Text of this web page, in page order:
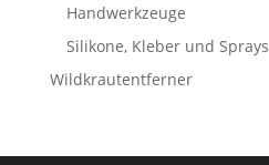
Handwerkzeuge
Silikone, Kleber und Sprays
Wildkrautentferner